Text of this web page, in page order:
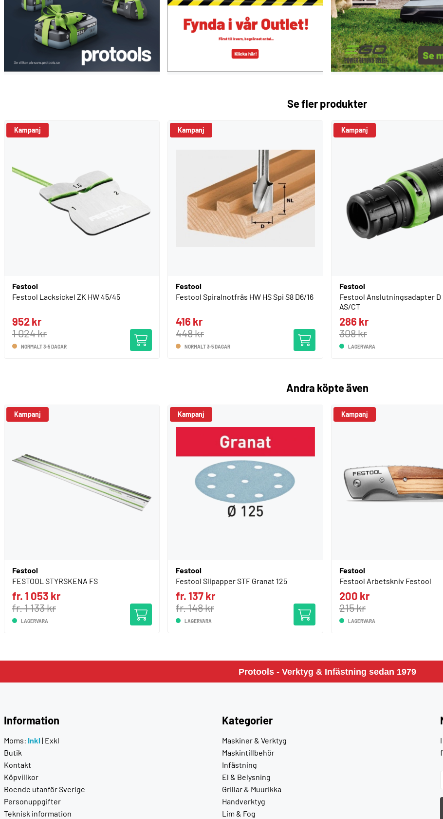
Se fler produkter
Kampanj
Festool
Festool Lacksickel ZK HW 45/45
952 kr
1 024 kr
NORMALT 3-5 DAGAR
Kampanj
Festool
Festool Spiralnotfräs HW HS Spi S8 D6/16
416 kr
448 kr
NORMALT 3-5 DAGAR
Kampanj
Festool
Festool Anslutningsadapter D
AS/CT
286 kr
308 kr
LAGERVARA
Andra köpte även
Kampanj
Festool
FESTOOL STYRSKENA FS
fr. 1 053 kr
fr. 1 133 kr
LAGERVARA
Kampanj
Festool
Festool Slipapper STF Granat 125
fr. 137 kr
fr. 148 kr
LAGERVARA
Kampanj
Festool
Festool Arbetskniv Festool
200 kr
215 kr
LAGERVARA
Protools - Verktyg & Infästning sedan 1979
Information
Moms: Inkl | Exkl
Butik
Kontakt
Köpvillkor
Boende utanför Sverige
Personuppgifter
Teknisk information
Kategorier
Maskiner & Verktyg
Maskintillbehör
Infästning
El & Belysning
Grillar & Muurikka
Handverktyg
Lim & Fog